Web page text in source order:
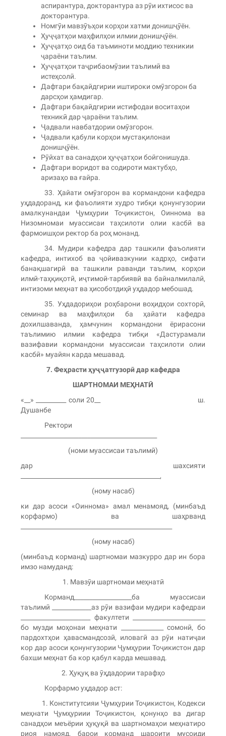
аспирантура, докторантура аз рӯи ихтисос ва
докторантура.
Номгӯи мавзӯъҳои корҳои хатми донишҷӯён.
Ҳуҷҷатҳои маҳфилҳои илмии донишҷӯён.
Ҳуҷҷатҳо оид ба таъминоти моддию техникии
ҷараёни таълим.
Ҳуҷҷатҳои таҷрибаомӯзии таълимӣ ва
истеҳсолӣ.
Дафтари бақайдгирии иштироки омӯзгорон ба
дарсҳои ҳамдигар.
Дафтари бақайдгирии истифодаи воситаҳои
техникӣ дар ҷараёни таълим.
Ҷадвали навбатдории омӯзгорон.
Ҷадвали қабули корҳои мустақилонаи
донишҷӯён.
Рӯйхат ва санадҳои ҳуҷҷатҳои бойгонишуда.
Дафтари воридот ва содироти мактубҳо,
аризаҳо ва ғайра.
33. Ҳайати омӯзгорон ва кормандони кафедра
уҳдадоранд, ки фаъолияти худро тибқи қонунгузории
амалкунандаи Ҷумҳурии Тоҷикистон, Оиннома ва
Низомномаи муассисаи таҳсилоти олии касбӣ ва
фармоишҳои ректор ба роҳ монанд.
34. Мудири кафедра дар ташкили фаъолияти
кафедра, интихоб ва ҷойивазкунии кадрҳо, сифати
банақшагирӣ ва ташкили раванди таълим, корҳои
илмӣ-таҳқиқотӣ, иҷтимоӣ-тарбиявӣ ва байналмилалӣ,
интизоми меҳнат ва ҳисоботдиҳӣ уҳдадор мебошад.
35. Уҳдадориҳои роҳбарони воҳидҳои сохторӣ,
семинар ва маҳфилҳои ба ҳайати кафедра
дохилшаванда, ҳамчунин кормандони ёрирасони
таълимию илмии кафедра тибқи «Дастурамали
вазифавии кормандони муассисаи таҳсилоти олии
касбӣ» муайян карда мешавад.
7. Феҳрасти ҳуҷҷатгузорӣдар кафедра
ШАРТНОМАИ МЕҲНАТӢ
«__» __________ соли 20__ ш.
Душанбе
Ректори
(номи муассисаи таълимӣ)
дар шахсияти
______________________________________________,
(ному насаб)
ки дар асоси «Оиннома» амал менамояд, (минбаъд
корфармо) ва шаҳрванд
(ному насаб)
(минбаъд корманд) шартномаи мазкурро дар ин бора
имзо намуданд:
1. Мавзӯи шартномаи меҳнатӣ
Корманд___________________ба муассисаи
таълимӣ _____________аз рӯи вазифаи мудири кафедраи
_______________________ факултети ________________________
бо музди моҳонаи меҳнати ______________ сомонӣ, бо
пардохтҳои ҳавасмандсозӣ, иловагӣ аз рӯи натиҷаи
кор дар асоси қонунгузории Ҷумҳурии Тоҷикистон дар
бахши меҳнат ба кор қабул карда мешавад.
2. Ҳуқуқ ва ӯҳдадории тарафҳо
Корфармо уҳдадор аст:
1. Конститутсияи Ҷумҳурии Тоҷикистон, Кодекси
меҳнати Ҷумҳуриии Тоҷикистон, қонунҳо ва дигар
санадҳои меъёрии ҳуқуқӣ ва шартномаҳои меҳнатиро
риоя намояд, барои корманд шароити мусоиди